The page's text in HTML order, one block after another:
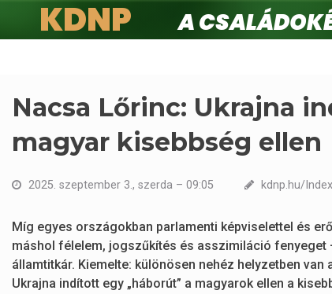
KDNP
A családokért.
Nacsa Lőrinc: Ukrajna
magyar kisebbség ellen
2025. szeptember 3., szerda – 09:05 kdnp.hu/
Míg egyes országokban parlamenti képviselettel és
máshol félelem, jogszűkítés és asszimiláció fenyeget
államtitkár. Kiemelte: különösen nehéz helyzetben
Ukrajna indított egy „háborút” a magyarok ellen a